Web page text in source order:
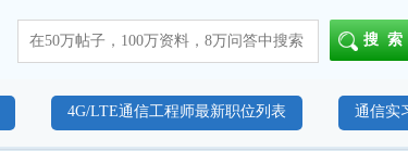
搜索
4G/LTE通信工程师最新职位列表 通信实